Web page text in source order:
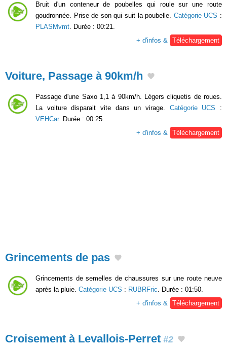
Bruit d'un conteneur de poubelles qui roule sur une route
goudronnée. Prise de son qui suit la poubelle. Catégorie UCS :
PLASMvmt. Durée : 00:21.
+ d'infos & Téléchargement
Voiture, Passage à 90km/h
Passage d'une Saxo 1,1 à 90km/h. Légers cliquetis de roues.
La voiture disparait vite dans un virage. Catégorie UCS :
VEHCar. Durée : 00:25.
+ d'infos & Téléchargement
Grincements de pas
Grincements de semelles de chaussures sur une route neuve
après la pluie. Catégorie UCS : RUBRFric . Durée : 01:50.
+ d'infos &
Téléchargement
Croisement à Levallois-Perret #2